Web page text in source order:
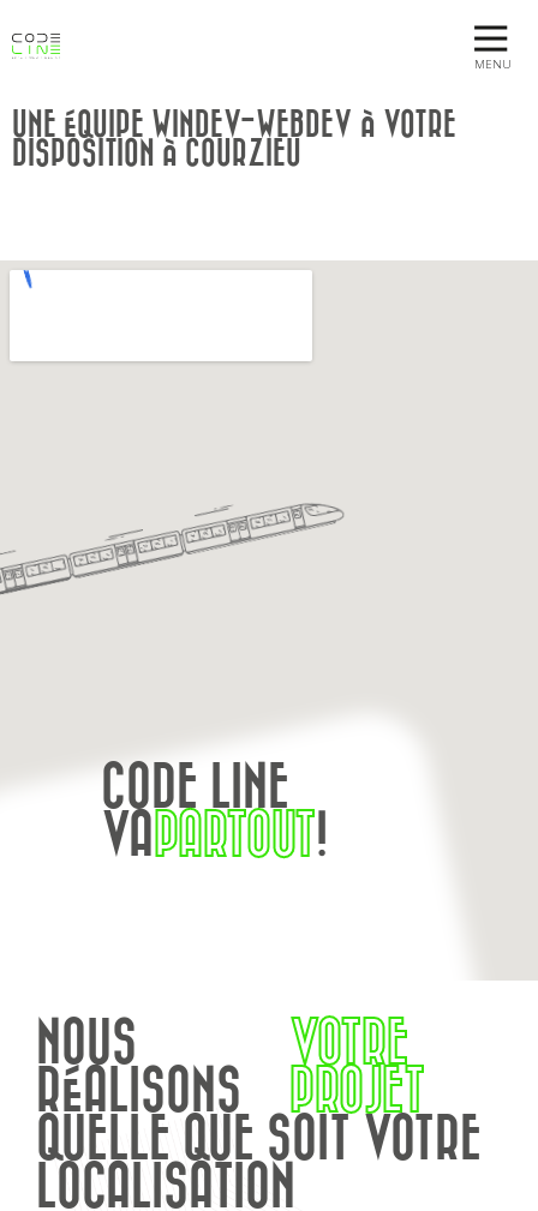
MENU
UNE ÉQUIPE WINDEV-WEBDEV À VOTRE
DISPOSITION À COURZIEU
CODE LINE
VAPARTOUT!
NOUS
RÉALISONS
VOTRE
PROJET
QUELLE QUE SOIT VOTRE
LOCALISATION